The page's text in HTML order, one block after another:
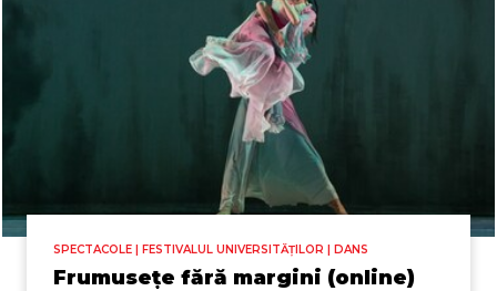
SPECTACOLE | FESTIVALUL UNIVERSITĂȚILOR | DANS
Frumusețe fără margini (online)